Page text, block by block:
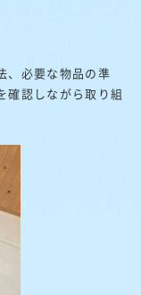
、必要な物品の準
確認しながら取り組